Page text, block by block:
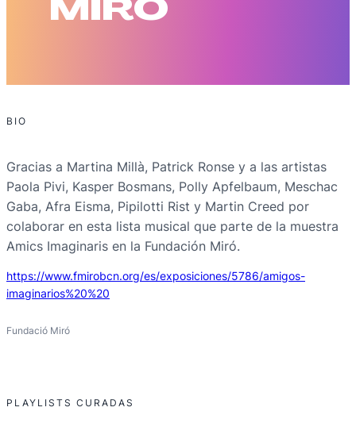
MIRÓ
BIO
Gracias a Martina Millà, Patrick Ronse y a las artistas
Paola Pivi, Kasper Bosmans, Polly Apfelbaum, Meschac
Gaba, Afra Eisma, Pipilotti Rist y Martin Creed por
colaborar en esta lista musical que parte de la muestra
Amics Imaginaris en la Fundación Miró.
https://www.fmirobcn.org/es/exposiciones/5786/amigos-
imaginarios%20%20
Fundació Miró
PLAYLISTS CURADAS